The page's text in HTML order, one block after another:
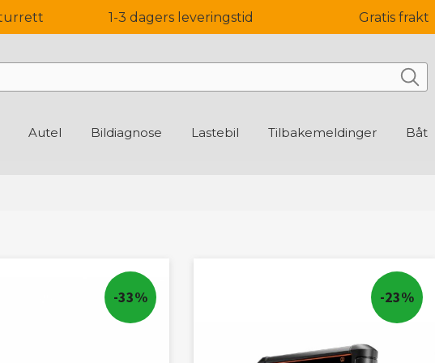
1-3 dagers leveringstid Gratis frakt
Autel Bildiagnose Lastebil Tilbakemeldinger Båt
-33% -23%